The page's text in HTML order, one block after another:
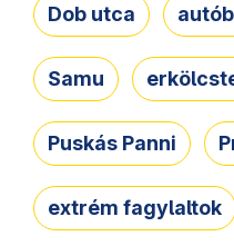
Dob utca
Samu
Puskás Panni
extrém fagylaltok